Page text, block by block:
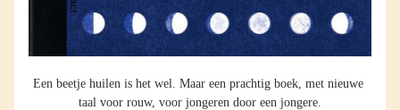
Een beetje huilen is het wel. Maar een prachtig boek, met nieuwe
taal voor rouw, voor jongeren door een jongere.